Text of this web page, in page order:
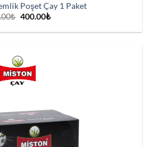
Poşet Çay 1 Paket
₺ Orijinal
450.00₺.
400.00₺Şu
fiyat: